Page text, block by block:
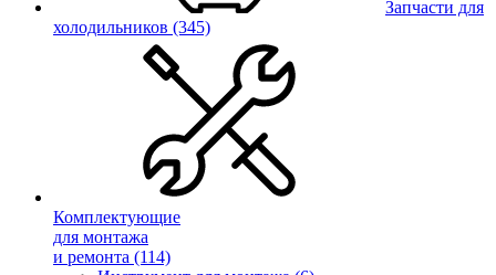
Запчасти для
холодильников (345)
Комплектующие
для монтажа
и ремонта (114)